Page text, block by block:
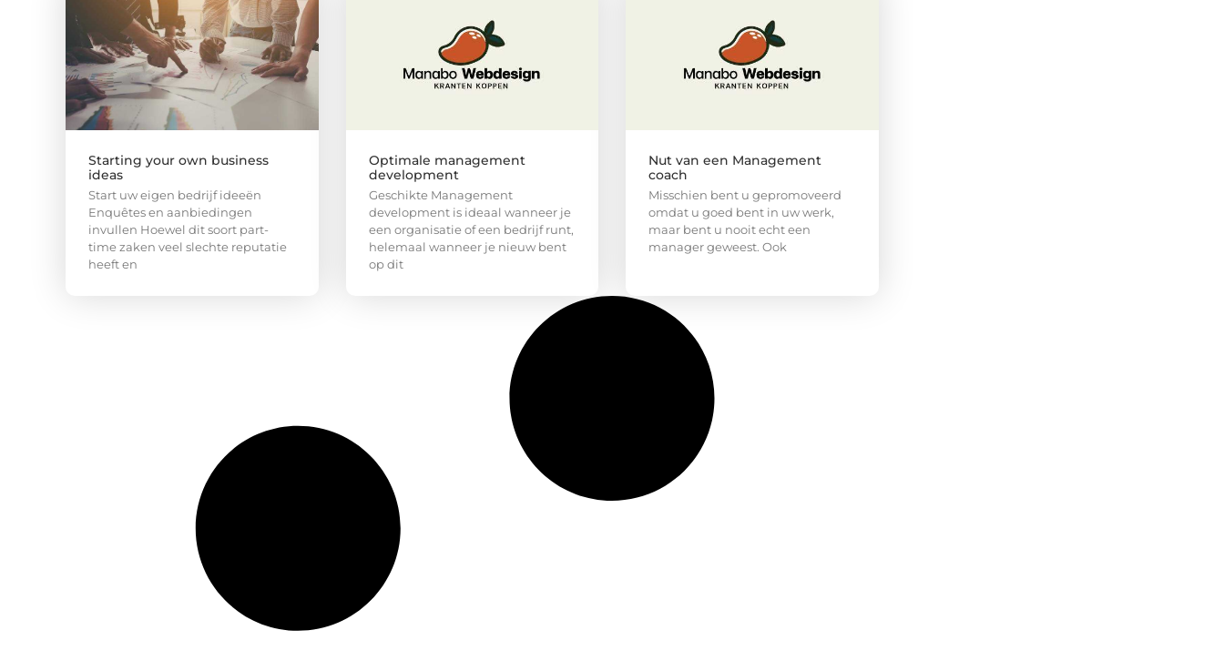
Starting your own business
ideas
Start uw eigen bedrijf ideeën
Enquêtes en aanbiedingen
invullen Hoewel dit soort part-
time zaken veel slechte reputatie
heeft en
Optimale management
development
Geschikte Management
development is ideaal wanneer je
een organisatie of een bedrijf runt,
helemaal wanneer je nieuw bent
op dit
Nut van een Management
coach
Misschien bent u gepromoveerd
omdat u goed bent in uw werk,
maar bent u nooit echt een
manager geweest. Ook